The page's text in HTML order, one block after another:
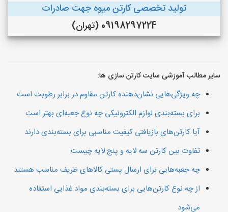
تولید تخصصی کارتن میوه جهت صادرات
09198297224 (تهران)
سایر مطالب آموزشی سایت کارتن سازی ها:
چه ویژگی‌هایی نشان‌دهنده کارتن مقاوم در برابر رطوبت است
برای بسته‌بندی لوازم الکترونیکی چه نوع جعبه‌ای بهتر است
آیا کارتن‌های بازیافتی کیفیت مناسبی برای بسته‌بندی دارند
تفاوت بین کارتن سه لایه و پنج لایه چیست
چه جعبه‌هایی برای ارسال پستی کالاهای ظریف مناسب هستند
از چه نوع کارتن‌هایی برای بسته‌بندی مواد غذایی استفاده
می‌شود